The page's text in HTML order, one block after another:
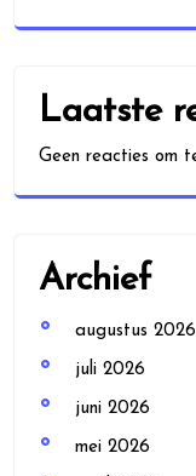
Laatste
Geen reacties om
Archief
augustus 2026
juli 2026
juni 2026
mei 2026